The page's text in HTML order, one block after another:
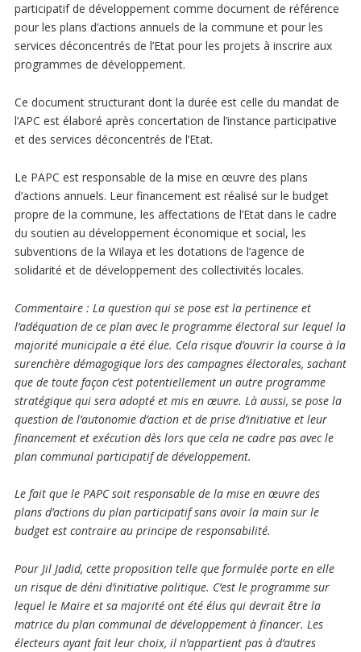
participatif de développement comme document de référence
pour les plans d’actions annuels de la commune et pour les
services déconcentrés de l’Etat pour les projets à inscrire aux
programmes de développement.
Ce document structurant dont la durée est celle du mandat de
l’APC est élaboré après concertation de l’instance participative
et des services déconcentrés de l’Etat.
Le PAPC est responsable de la mise en œuvre des plans
d’actions annuels. Leur financement est réalisé sur le budget
propre de la commune, les affectations de l’Etat dans le cadre
du soutien au développement économique et social, les
subventions de la Wilaya et les dotations de l’agence de
solidarité et de développement des collectivités locales.
Commentaire : La question qui se pose est la pertinence et
l’adéquation de ce plan avec le programme électoral sur lequel la
majorité municipale a été élue. Cela risque d’ouvrir la course à la
surenchère démagogique lors des campagnes électorales, sachant
que de toute façon c’est potentiellement un autre programme
stratégique qui sera adopté et mis en œuvre. Là aussi, se pose la
question de l’autonomie d’action et de prise d’initiative et leur
financement et exécution dès lors que cela ne cadre pas avec le
plan communal participatif de développement.
Le fait que le PAPC soit responsable de la mise en œuvre des
plans d’actions du plan participatif sans avoir la main sur le
budget est contraire au principe de responsabilité.
Pour Jil Jadid, cette proposition telle que formulée porte en elle
un risque de déni d’initiative politique. C’est le programme sur
lequel le Maire et sa majorité ont été élus qui devrait être la
matrice du plan communal de développement à financer. Les
électeurs ayant fait leur choix, il n’appartient pas à d’autres